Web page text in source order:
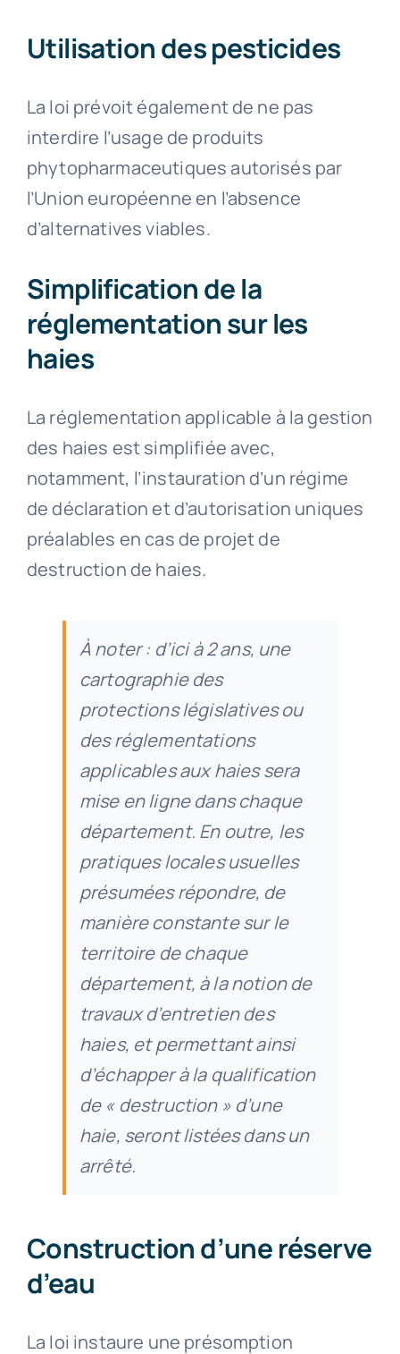
Utilisation des pesticides
La loi prévoit également de ne pas
interdire l’usage de produits
phytopharmaceutiques autorisés par
l’Union européenne en l’absence
d’alternatives viables.
Simplification de la
réglementation sur les
haies
La réglementation applicable à la gestion
des haies est simplifiée avec,
notamment, l’instauration d’un régime
de déclaration et d’autorisation uniques
préalables en cas de projet de
destruction de haies.
À noter : d’ici à 2 ans, une
cartographie des
protections législatives ou
des réglementations
applicables aux haies sera
mise en ligne dans chaque
département. En outre, les
pratiques locales usuelles
présumées répondre, de
manière constante sur le
territoire de chaque
département, à la notion de
travaux d’entretien des
haies, et permettant ainsi
d’échapper à la qualification
de « destruction » d’une
haie, seront listées dans un
arrêté.
Construction d’une réserve
d’eau
La loi instaure une présomption